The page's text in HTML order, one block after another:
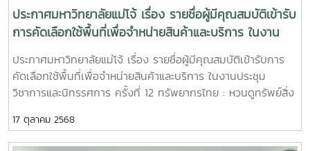
ประกาศมหาวิทยาลัยแม่โจ้ เรื่อง รายชื่อผู้มีคุณสมบัติเข้ารับ
การคัดเลือกใช้พื้นที่เพื่อจำหน่ายสินค้าและบริการ ในงาน
ประชุมวิชาการและนิทรรศการ ครั้งที่ 12 ทรัพยากรไทย :
หวนดูทรัพย์สิ่งสินตน โครงการอนุรักษ์พันธุกรรมพืชอัน
เนื่องมาจากพระราชดำริ สมเด็จพระเทพรัตนราชสุดาฯ
สยามบรมราชกุมารี (อพ.-สธ.) ระหว่างวันที่ 4 – 10
พฤศจิกายน 2568
ประกาศมหาวิทยาลัยแม่โจ้ เรื่อง รายชื่อผู้มีคุณสมบัติเข้ารับการ
คัดเลือกใช้พื้นที่เพื่อจำหน่ายสินค้าและบริการ ในงานประชุม
วิชาการและนิทรรศการ ครั้งที่ 12 ทรัพยากรไทย : หวนดูทรัพย์สิ่ง
สมเด็จพระเทพรัตนราชสุดาฯ สยามบรมราชกุมารี (อพ.-สธ.)
ระหว่างวันที่ 4 – 10 พฤศจิกายน 2568
17 ตุลาคม 2568